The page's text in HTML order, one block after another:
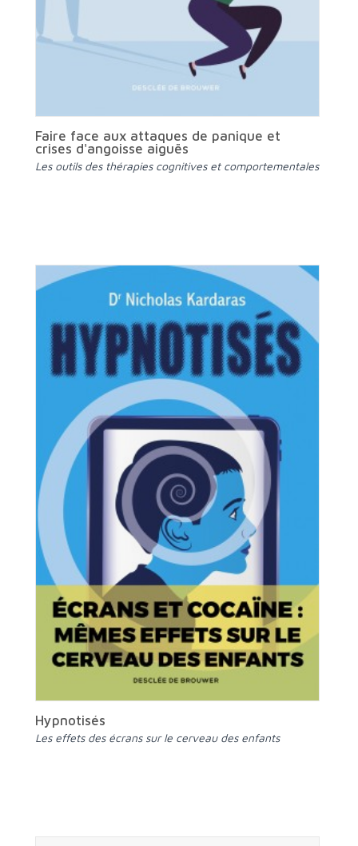
Faire face aux attaques de panique et
crises d'angoisse aiguës
Les outils des thérapies cognitives et comportementales
Hypnotisés
Les effets des écrans sur le cerveau des enfants